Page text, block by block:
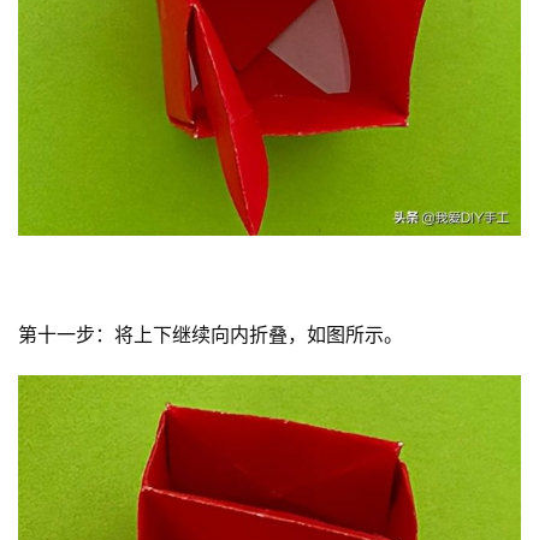
第十一步：将上下继续向内折叠，如图所示。